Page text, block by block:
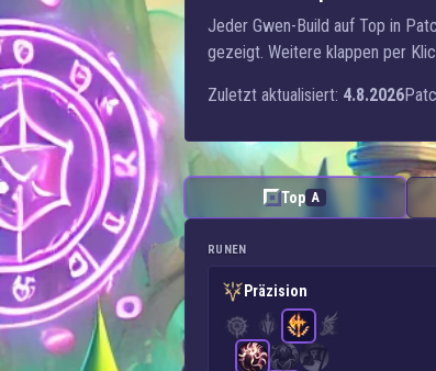
Jeder Gwen-Build auf Top in
gezeigt. Weitere klappen per
Zuletzt aktualisiert: 4.8.2026
Top A
RUNEN
Präzision